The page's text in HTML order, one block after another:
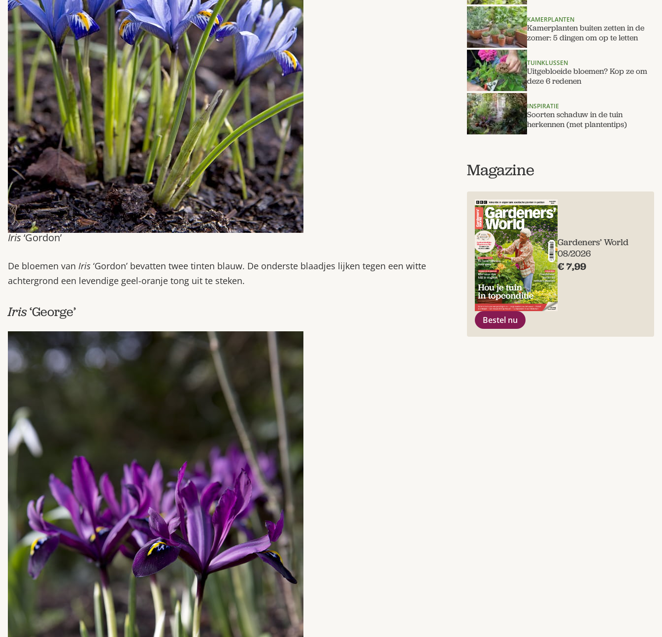
Iris ‘Gordon’
De bloemen van Iris ‘Gordon’ bevatten twee tinten blauw. De onderste blaadjes lijken tegen een witte
achtergrond een levendige geel-oranje tong uit te steken.
Iris‘George’
KAMERPLANTEN
Kamerplanten buiten zetten in de
zomer: 5 dingen om op te letten
TUINKLUSSEN
Uitgebloeide bloemen? Kop ze om
deze 6 redenen
INSPIRATIE
Soorten schaduw in de tuin
herkennen (met plantentips)
Magazine
Gardeners’ World
08/2026
€ 7,99
Bestel nu